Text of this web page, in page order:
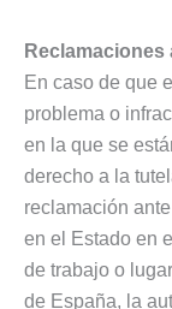
Reclamaciones
En caso de que
problema o
en la que se
derecho a la
reclamación
en el Estado en
de trabajo o
de España, la